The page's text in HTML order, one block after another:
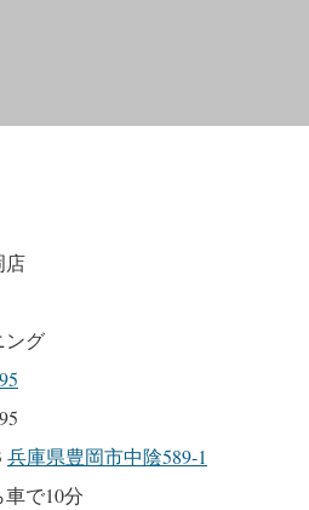
店
ング
兵庫県豊岡市中陰589-1
で10分